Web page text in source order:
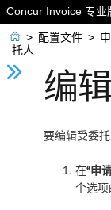
Concur Invoice 专业
 > 配置文件 >
托人
编
要编辑受委托
在“申
个选项